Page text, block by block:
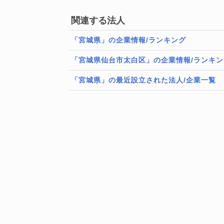
関連する法人
「宮城県」の企業情報/ランキング
「宮城県仙台市太白区」の企業情報/ランキ
「宮城県」の最近設立された法人/企業一覧